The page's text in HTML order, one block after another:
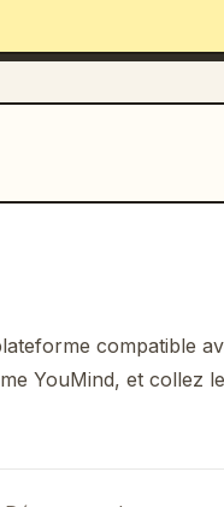
compatible
YouMind, et collez le